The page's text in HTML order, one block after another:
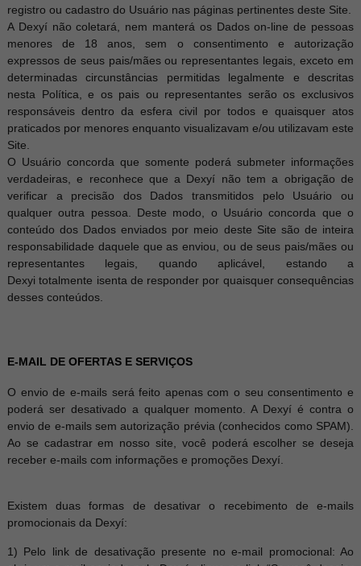
registro ou cadastro do Usuário nas páginas pertinentes deste Site.
A Dexyí não coletará, nem manterá os Dados on-line de pessoas
menores de 18 anos, sem o consentimento e autorização
expressos de seus pais/mães ou representantes legais, exceto em
determinadas circunstâncias permitidas legalmente e descritas
nesta Política, e os pais ou representantes serão os exclusivos
responsáveis dentro da esfera civil por todos e quaisquer atos
praticados por menores enquanto visualizavam e/ou utilizavam este
Site.
O Usuário concorda que somente poderá submeter informações
verdadeiras, e reconhece que a Dexyí não tem a obrigação de
verificar a precisão dos Dados transmitidos pelo Usuário ou
qualquer outra pessoa. Deste modo, o Usuário concorda que o
conteúdo dos Dados enviados por meio deste Site são de inteira
responsabilidade daquele que as enviou, ou de seus pais/mães ou
representantes legais, quando aplicável, estando a
Dexyi totalmente isenta de responder por quaisquer consequências
desses conteúdos.
E-MAIL DE OFERTAS E SERVIÇOS
O envio de e-mails será feito apenas com o seu consentimento e
poderá ser desativado a qualquer momento. A Dexyí é contra o
envio de e-mails sem autorização prévia (conhecidos como SPAM).
Ao se cadastrar em nosso site, você poderá escolher se deseja
receber e-mails com informações e promoções Dexyí.
Existem duas formas de desativar o recebimento de e-mails
promocionais da Dexyí:
1) Pelo link de desativação presente no e-mail promocional: Ao